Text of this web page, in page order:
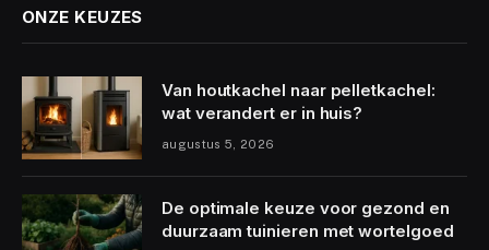
ONZE KEUZES
Van houtkachel naar pelletkachel:
wat verandert er in huis?
augustus 5, 2026
De optimale keuze voor gezond en
duurzaam tuinieren met wortelgoed